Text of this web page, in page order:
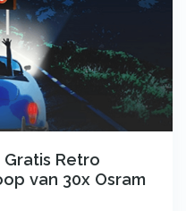
Retro
van 30x Osram